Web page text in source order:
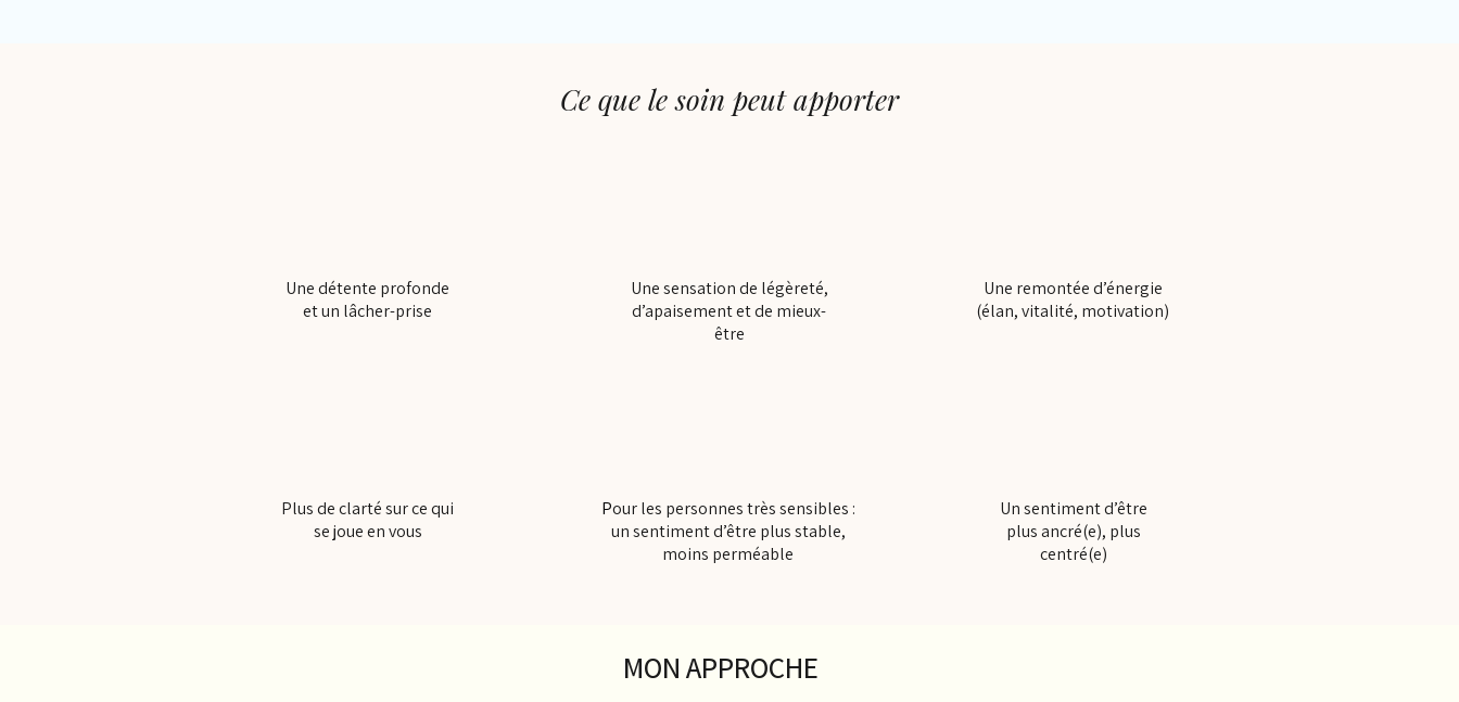
Ce que le soin peut apporter
Une détente profonde
et un lâcher-prise
Plus de clarté sur ce qui
se joue en vous
Une sensation de légèreté,
d’apaisement et de mieux-
être
​Pour les personnes très sensibles :
un sentiment d’être plus stable,
moins perméable
Une remontée d’énergie
(élan, vitalité, motivation)
Un sentiment d’être
plus ancré(e), plus
centré(e)
MON APPROCHE